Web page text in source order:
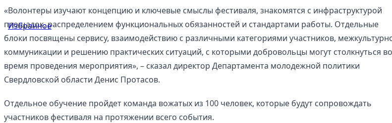
Избранное
«Волонтеры изучают концепцию и ключевые смыслы фестиваля, знакомятся с инфраструктурой
площадок, распределением функциональных обязанностей и стандартами работы. Отдельные
блоки посвящены сервису, взаимодействию с различными категориями участников,
коммуникации и решению практических ситуаций, с которыми добровольцы могут столкнуться во
время проведения мероприятия», – сказал директор Департамента молодежной политики
Свердловской области Денис Протасов.
Отдельное обучение пройдет команда вожатых из 100 человек, которые будут сопровождать
участников фестиваля на протяжении всего события.